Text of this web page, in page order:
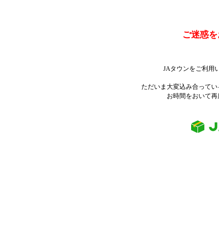
ご迷惑
JAタウンをご利用
ただいま大変込み合って
お時間をおいて